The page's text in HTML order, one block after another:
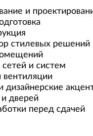
и
стилевых решений
сетей и систем
вентиляции
дверей
перед сдачей